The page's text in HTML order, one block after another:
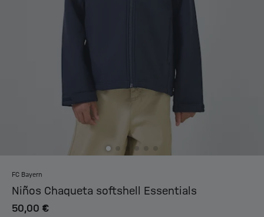
FC Bayern
Niños Chaqueta softshell Essentials
50,00 €